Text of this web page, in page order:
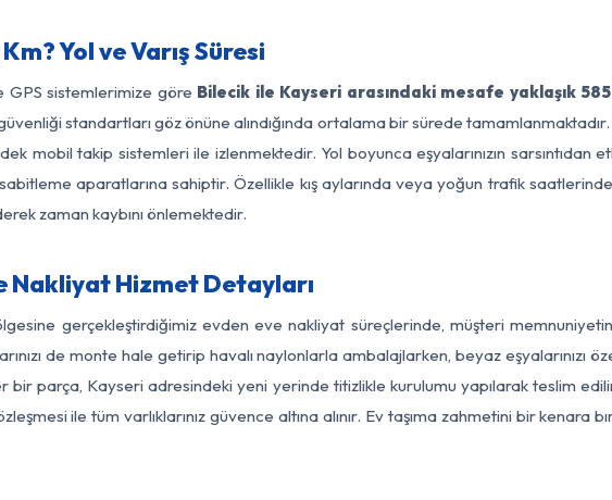
Yol ve Varış Süresi
GPS sistemlerimize göre Bilecik ile Kayseri arasındaki mesafe yaklaşık
güvenliği standartları göz önüne alındığında ortalama bir sürede
mobil takip sistemleri ile izlenmektedir. Yol boyunca eşyalarınızın sarsıntıdan
aparatlarına sahiptir. Özellikle kış aylarında veya yoğun trafik
zaman kaybını önlemektedir.
Nakliyat Hizmet Detayları
gerçekleştirdiğimiz evden eve nakliyat süreçlerinde, müşteri
de monte hale getirip havalı naylonlarla ambalajlarken, beyaz eşyalarınızı
bir parça, Kayseri adresindeki yeni yerinde titizlikle kurulumu yapılarak teslim
ile tüm varlıklarınız güvence altına alınır. Ev taşıma zahmetini bir kenara